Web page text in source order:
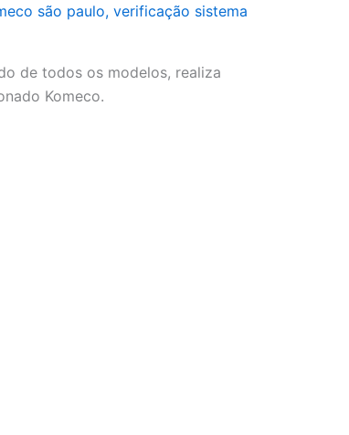
são paulo, verificação sistema
de todos os modelos, realiza
Komeco.